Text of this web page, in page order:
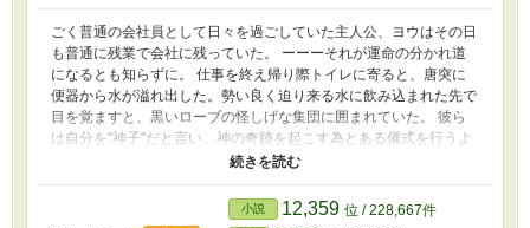
ごく普通の会社員として日々を過ごしていた主人公、ヨウはその日
も普通に残業で会社に残っていた。 ーーーそれが運命の分かれ道
になるとも知らずに。 仕事を終え帰り際トイレに寄ると、唐突に
便器から水が溢れ出した。勢い良く迫り来る水に飲み込まれた先で
目を覚ますと、黒いローブの怪しげな集団に囲まれていた。 彼ら
は自分を"神子"だと言い、神の奇跡を起こす為とある儀式を行うよ
うにと言ってきた。 神子を守護する神殿騎士×異世界から召喚され
た神子
小説 12,359 位 / 228,667件